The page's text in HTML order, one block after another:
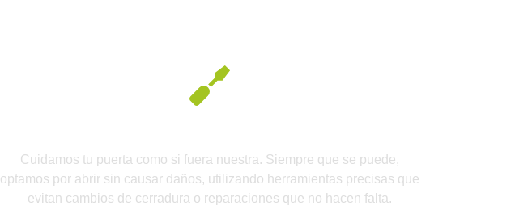
Cuidamos tu puerta como si fuera nuestra. Siempre que se puede,
optamos por abrir sin causar daños, utilizando herramientas precisas que
evitan cambios de cerradura o reparaciones que no hacen falta.